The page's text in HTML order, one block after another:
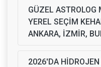
GÜZEL ASTROLOG
YEREL SEÇİM
ANKARA, İZMİR,
2026'DA